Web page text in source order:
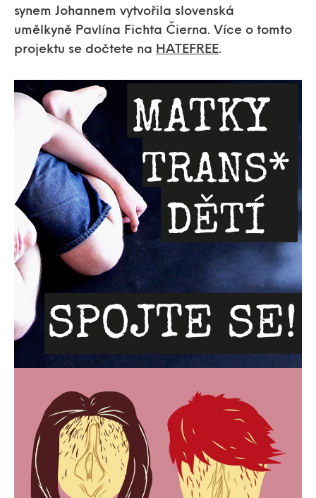
synem Johannem vytvořila slovenská
umělkyně Pavlína Fichta Čierna. Více o tomto
projektu se dočtete na HATEFREE.